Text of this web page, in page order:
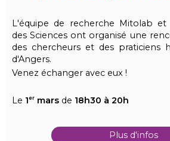
L'équipe de recherche Mitolab et
des Sciences ont organisé une
des chercheurs et des praticiens
d'Angers.
Venez échanger avec eux !
Le 1er mars de 18h30 à 20h
Plus d'infos